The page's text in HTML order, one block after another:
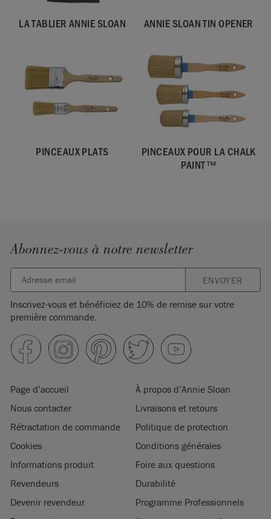
LA TABLIER ANNIE SLOAN ANNIE SLOAN TIN OPENER
PINCEAUX PLATS
PINCEAUX POUR LA CHALK
PAINT™
Abonnez-vous à notre newsletter
ENVOYER
Inscrivez-vous et bénéficiez de 10% de remise sur votre
première commande.
Page d’accueil
À propos d’Annie Sloan
Nous contacter
Livraisons et retours
Rétractation de commande
Politique de protection
Cookies
Conditions générales
Informations produit
Foire aux questions
Revendeurs
Durabilité
Devenir revendeur
Programme Professionnels